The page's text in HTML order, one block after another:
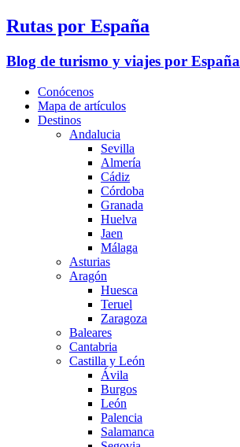
Rutas por España
Blog de turismo y viajes por España
Conócenos
Mapa de artículos
Destinos
Andalucia
Sevilla
Almería
Cádiz
Córdoba
Granada
Huelva
Jaen
Málaga
Asturias
Aragón
Huesca
Teruel
Zaragoza
Baleares
Cantabria
Castilla y León
Ávila
Burgos
León
Palencia
Salamanca